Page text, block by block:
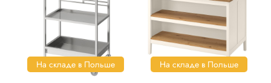
На складе в Польше На складе в Польше